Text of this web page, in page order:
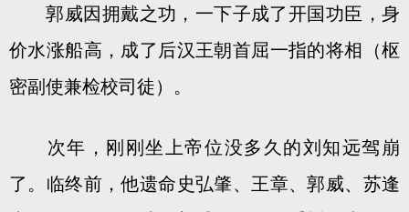
郭威因拥戴之功，一下子成了开国功臣，身
价水涨船高，成了后汉王朝首屈一指的将相（枢
密副使兼检校司徒）。
次年，刚刚坐上帝位没多久的刘知远驾崩
了。临终前，他遗命史弘肇、王章、郭威、苏逢